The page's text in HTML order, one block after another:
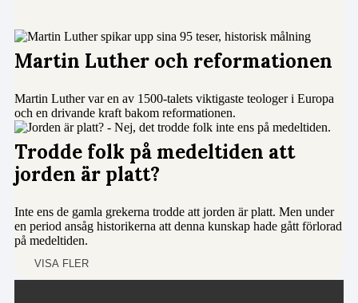
Martin Luther och reformationen
Martin Luther var en av 1500-talets viktigaste teologer i Europa
och en drivande kraft bakom reformationen.
Trodde folk på medeltiden att
jorden är platt?
Inte ens de gamla grekerna trodde att jorden är platt. Men under
en period ansåg historikerna att denna kunskap hade gått förlorad
på medeltiden.
VISA FLER